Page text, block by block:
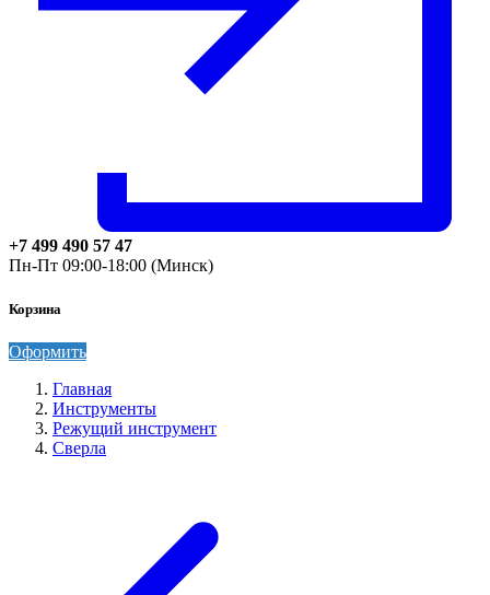
+7 499 490 57 47
Пн-Пт 09:00-18:00 (Минск)
Корзина
Оформить
Главная
Инструменты
Режущий инструмент
Сверла